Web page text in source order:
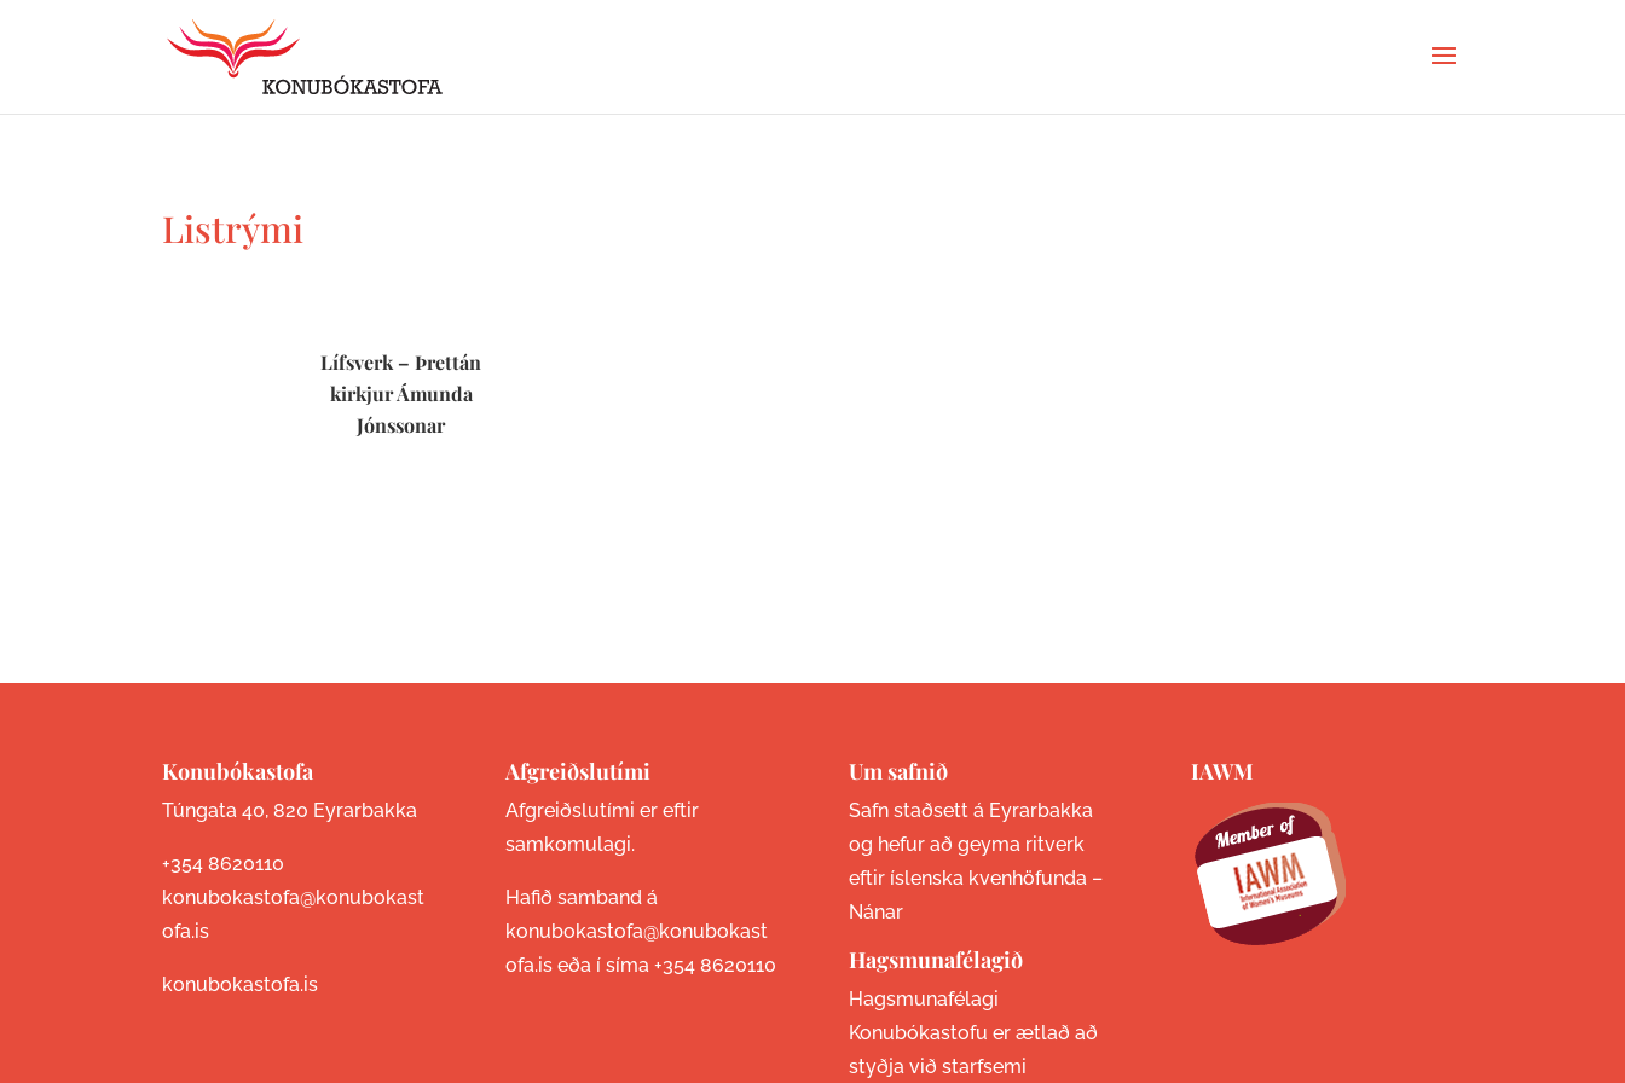
Listrými
Lífsverk – Þrettán
kirkjur Ámunda
Jónssonar
Konubókastofa
Túngata 40, 820 Eyrarbakka
+354 8620110
konubokastofa@konubokast
ofa.is
konubokastofa.is
Afgreiðslutími
Afgreiðslutími er eftir
samkomulagi.
Hafið samband á
konubokastofa@konubokast
ofa.is eða í síma +354 8620110
Um safnið
Safn staðsett á Eyrarbakka
og hefur að geyma ritverk
eftir íslenska kvenhöfunda –
Nánar
Hagsmunafélagið
Hagsmunafélagi
Konubókastofu er ætlað að
styðja við starfsemi
IAWM